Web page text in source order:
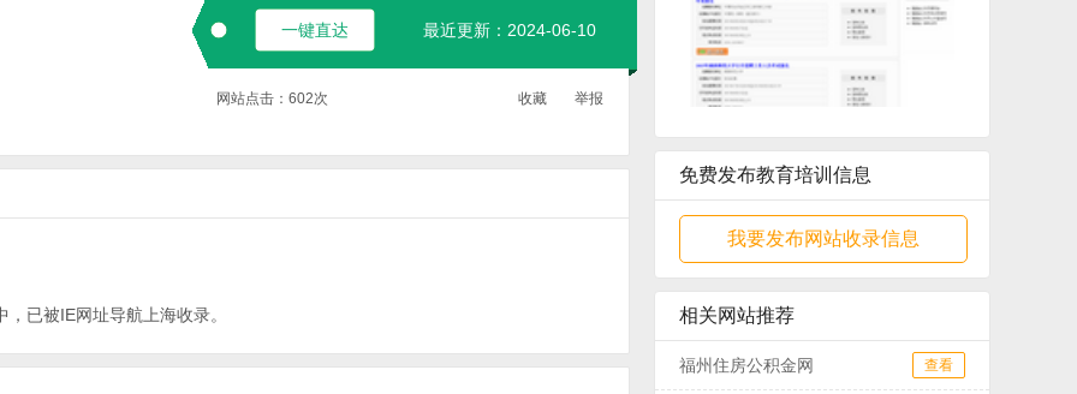
一键直达
最近更新：2024-06-10
网站点击： 602次 收藏 举报
，已被IE网址导航 上海收录。
免费发布教育培训信息
我要发布网站收录信息
相关网站推荐
福州住房公积金网 查看